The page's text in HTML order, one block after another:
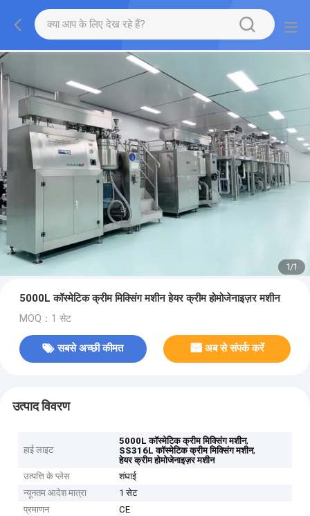
1/1
5000L कॉस्मेटिक क्रीम मिक्सिंग मशीन हेयर क्रीम होमोजेनाइज़र मशीन
MOQ：1 सेट
सबसे अच्छी कीमत अब से संपर्क करें
उत्पाद विवरण
हाई लाइट
5000L कॉस्मेटिक क्रीम मिक्सिंग मशीन,
SS316L कॉस्मेटिक क्रीम मिक्सिंग मशीन,
हेयर क्रीम होमोजेनाइज़र मशीन
उत्पत्ति के प्लेस
शंघाई
न्यूनतम आदेश मात्रा
1 सेट
प्रमाणन
CE